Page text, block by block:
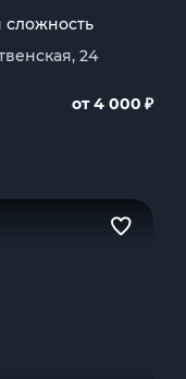
сложность
24
от 4 000 ₽